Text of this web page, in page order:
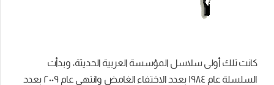
كانت تلك أولى سلاسل المؤسسة العربية الحديثة، وبدأت
السلسلة عام ١٩٨٤ بعدد الاختفاء الغامض وانتهى عام ٢٠٠٩ بعدد